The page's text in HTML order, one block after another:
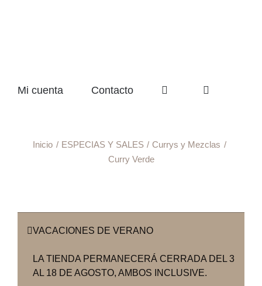
Mi cuenta Contacto
Inicio ESPECIAS Y SALES
Currys y Mezclas
Curry Verde
VACACIONES DE VERANO
LA TIENDA PERMANECERÁ CERRADA DEL 3
AL 18 DE AGOSTO, AMBOS INCLUSIVE.